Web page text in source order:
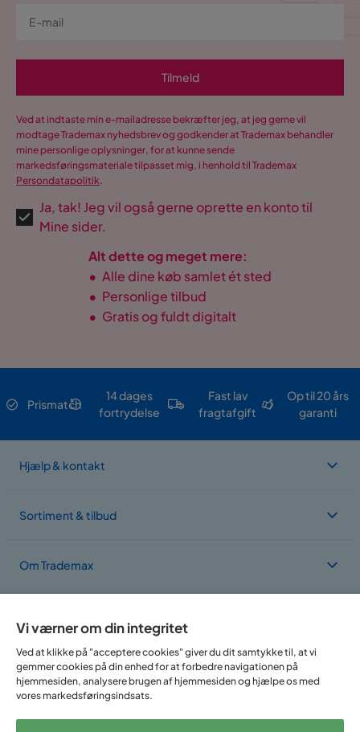
Tilmeld
Ved at indtaste min e-mailadresse bekræfter jeg, at jeg gerne vil
modtage Trademax nyhedsbrev og godkender at Trademax behandler
mine personlige oplysninger, for at kunne sende
markedsføringsmateriale tilpasset mig, i henhold til Trademax
Persondatapolitik.
Ja, tak! Jeg vil også gerne oprette en konto til
Mine sider.
Alt dette og meget mere:
• Alle dine køb samlet ét sted
• Personlige tilbud
• Gratis og fuldt digitalt
Prismatch
14 dages
fortrydelse
Fast lav
fragtafgift
Op til 20 års
garanti
Hjælp & kontakt
Sortiment & tilbud
Om Trademax
Vi findes i flere forskellige lande
Vi værner om din integritet
Ved at klikke på "acceptere cookies" giver du dit samtykke til, at vi
gemmer cookies på din enhed for at forbedre navigationen på
hjemmesiden, analysere brugen af hjemmesiden og hjælpe os med
vores markedsføringsindsats.